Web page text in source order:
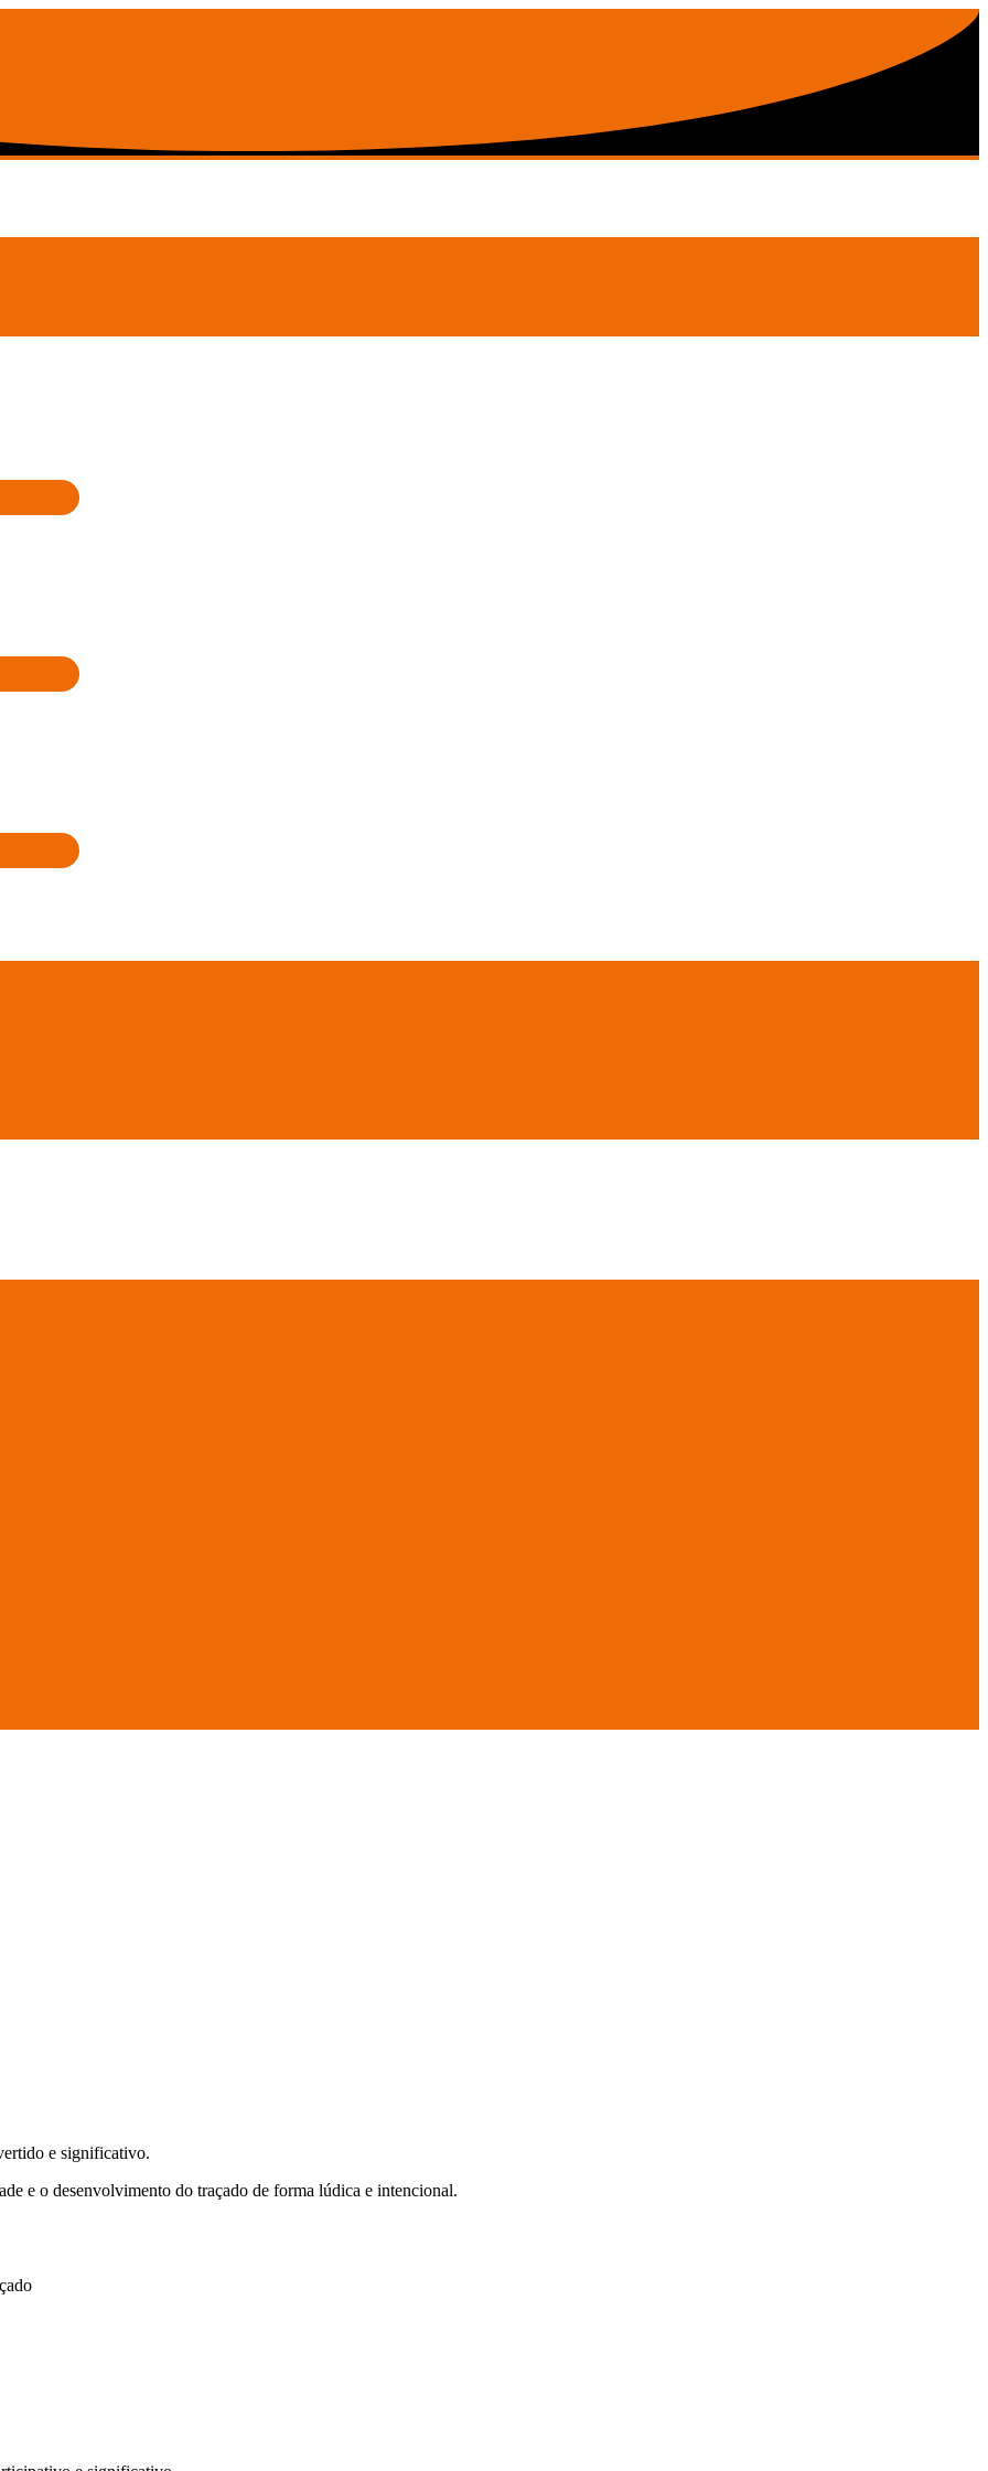
e significativo.
e o desenvolvimento do traçado de forma lúdica e intencional.